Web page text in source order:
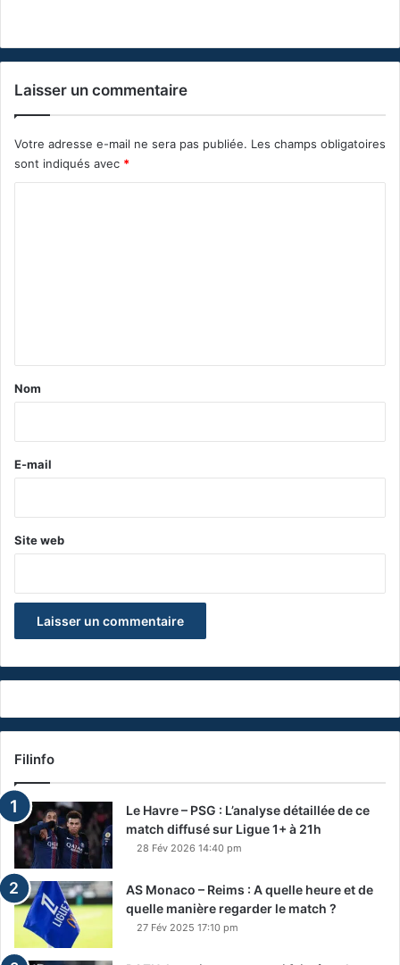
Laisser un commentaire
Votre adresse e-mail ne sera pas publiée. Les champs obligatoires
sont indiqués avec *
a
e
Nom
E-mail
Site web
Filinfo
Le Havre – PSG : L’analyse détaillée de ce
match diffusé sur Ligue 1+ à 21h
28 Fév 2026 14:40 pm
AS Monaco – Reims : A quelle heure et de
quelle manière regarder le match ?
27 Fév 2025 17:10 pm